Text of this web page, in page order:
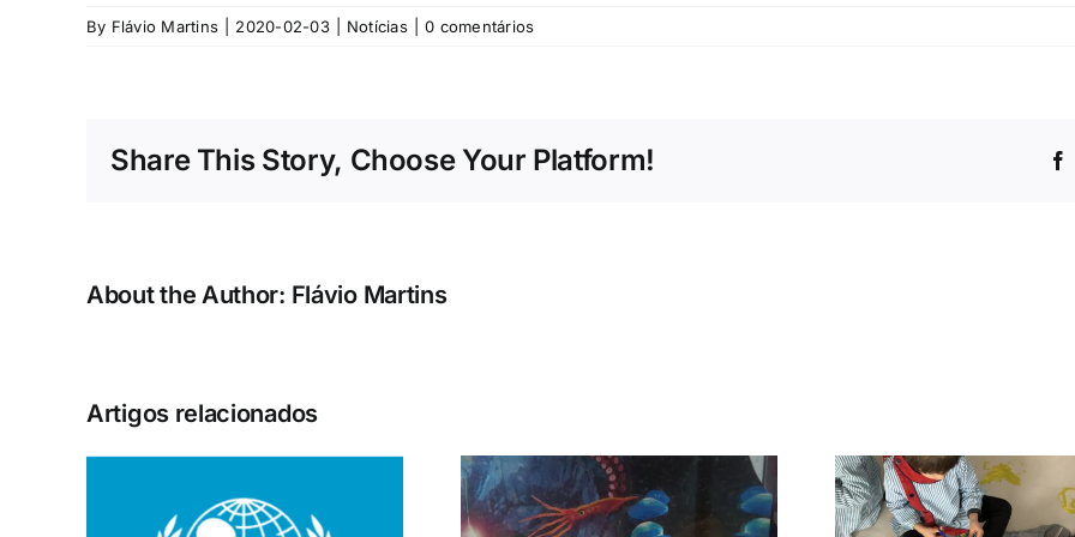
By Flávio Martins 2020-02-03 Notícias 0 comentários
Share This Story, Choose Your Platform!
About the Author: Flávio Martins
Artigos relacionados